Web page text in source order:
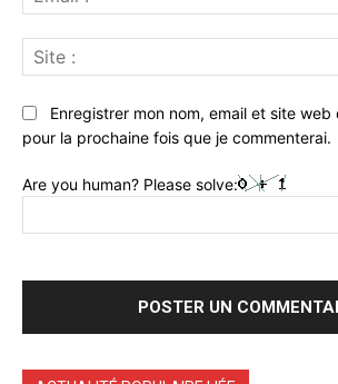
Enregistrer mon nom, email et site
pour la prochaine fois que je commenterai.
Are you human? Please solve: